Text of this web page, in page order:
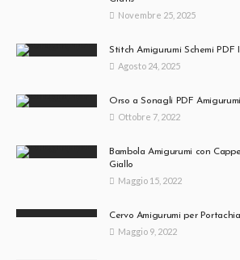
Novembre 25, 2025
Stitch Amigurumi Schemi PDF
Agosto 24, 2025
Orso a Sonagli PDF
Ottobre 7, 2022
Bambola Amigurumi con
Giallo
Maggio 15, 2022
Cervo Amigurumi per
Maggio 9, 2022